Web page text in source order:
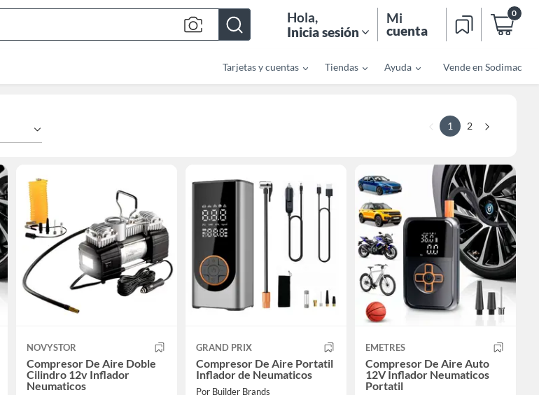
Bar
Hola,
Inicia sesión
Mi
cuenta
0
Tarjetas y cuentas Tiendas Ayuda Vende en Sodimac
1 2
NOVYSTOR
Compresor De Aire Doble
Cilindro 12v Inflador
Neumaticos
GRAND PRIX
Compresor De Aire Portatil
Inflador de Neumaticos
Por Builder Brands
EMETRES
Compresor De Aire Auto
12V Inflador Neumaticos
Portatil